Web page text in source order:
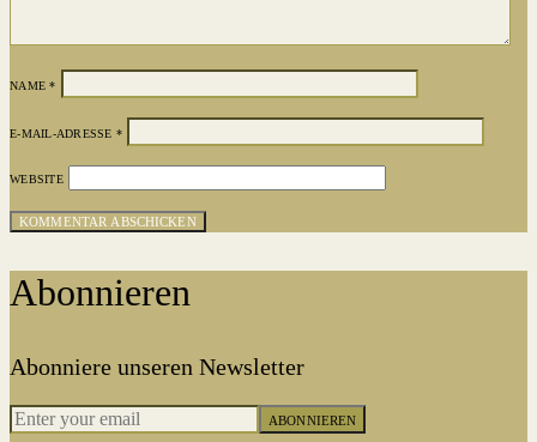
NAME*
E-MAIL-ADRESSE *
WEBSITE
Abonnieren
Abonniere unseren Newsletter
ABONNIEREN